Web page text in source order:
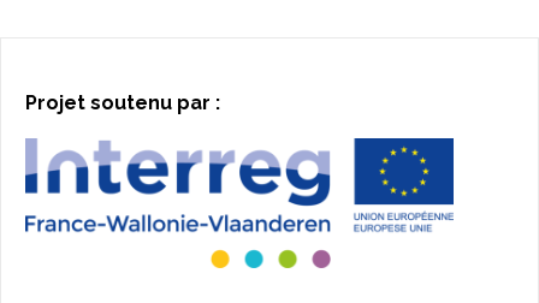
Projet soutenu par :